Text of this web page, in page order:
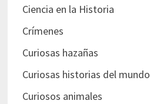
Ciencia en la Historia
Crímenes
Curiosas hazañas
Curiosas historias del mundo
Curiosos animales